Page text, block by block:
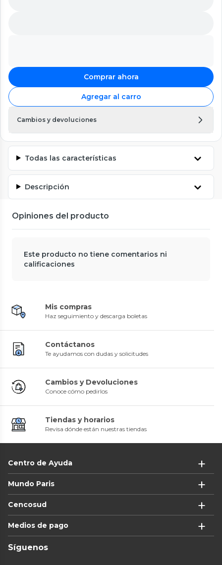
Comprar ahora
Agregar al carro
Cambios y devoluciones
Todas las características
Descripción
Opiniones del producto
Este producto no tiene comentarios ni
calificaciones
Mis compras
Haz seguimiento y descarga boletas
Contáctanos
Te ayudamos con dudas y solicitudes
Cambios y Devoluciones
Conoce cómo pedirlos
Tiendas y horarios
Revisa dónde están nuestras tiendas
Centro de Ayuda
Mundo Paris
Cencosud
Medios de pago
Síguenos